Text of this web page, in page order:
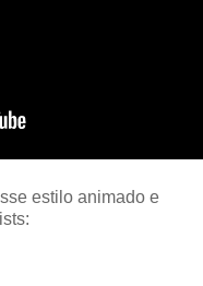
estilo animado e